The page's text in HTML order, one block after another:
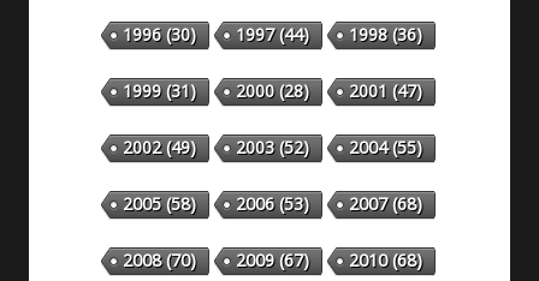
1996(30) 1997(44) 1998(36)
1999(31) 2000(28) 2001 (47)
2002(49) 2003(52) 2004(55)
2005(58) 2006(53) 2007(68)
2008(70) 2009(67) 2010(68)